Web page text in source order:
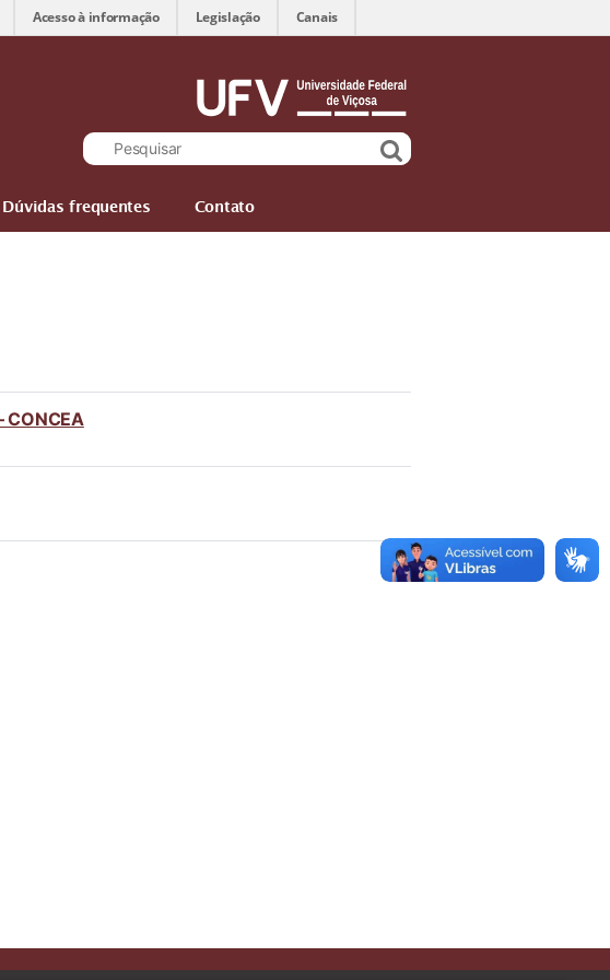
Acesso à informação Legislação Canais
Dúvidas frequentes Contato
CONCEA